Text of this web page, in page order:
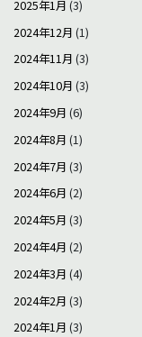
2025年1月 (3)
2024年12月 (1)
2024年11月 (3)
2024年10月 (3)
2024年9月 (6)
2024年8月 (1)
2024年7月 (3)
2024年6月 (2)
2024年5月 (3)
2024年4月 (2)
2024年3月 (4)
2024年2月 (3)
2024年1月 (3)